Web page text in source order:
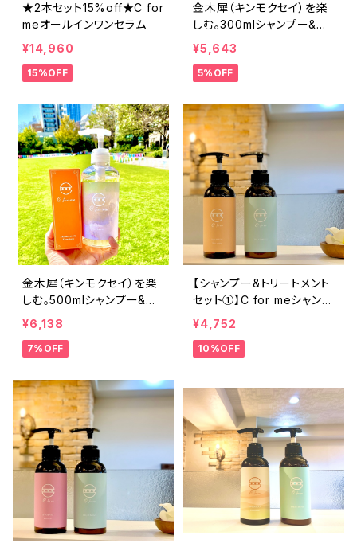
★2本セット15%off★C for
meオールインワンセラム
¥14,960
15%OFF
金木犀（キンモクセイ）を楽
しむ。300mlシャンプー&プ
レミアムオイルセット
¥5,643
5%OFF
金木犀（キンモクセイ）を楽
しむ。500mlシャンプー&プ
レミアムオイルセット
¥6,138
7%OFF
【シャンプー&トリートメント
セット①】C for meシャンプ
ー（ベビーオレンジ）&C for
meトリートメント
¥4,752
10%OFF